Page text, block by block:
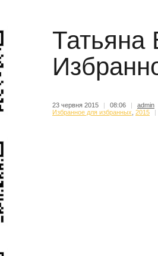
Татьяна
23 червня 2015 | 08:06 | admin
Избранное для избранных 2015 |